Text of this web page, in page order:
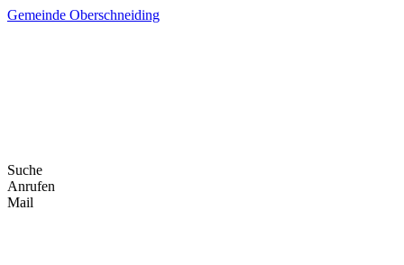
Skip
Gemeinde Oberschneiding
Suche
Anrufen
Mail